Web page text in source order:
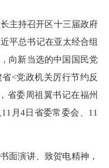
主持召开区十三届政府
平总书记在亚太经合组
向新当选的中国国民党
<党政机关厉行节约反
省委周祖翼书记在福州
月4日省委常委会、11
演讲、致贺电精神，